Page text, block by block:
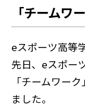
「チームワ
eスポーツ高等
先日、eスポー
「チームワー
ました。